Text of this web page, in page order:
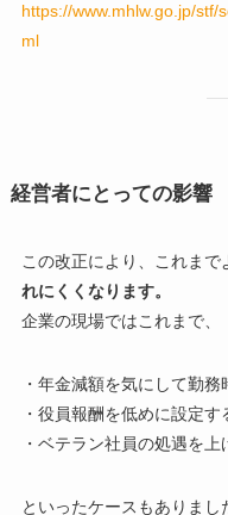
https://www.mhlw.go.jp/
ml
経営者にとっての影響
この改正により、これまで
れにくくなります。
企業の現場ではこれまで、
・年金減額を気にして勤務
・役員報酬を低めに設定す
・ベテラン社員の処遇を上
といったケースもありまし